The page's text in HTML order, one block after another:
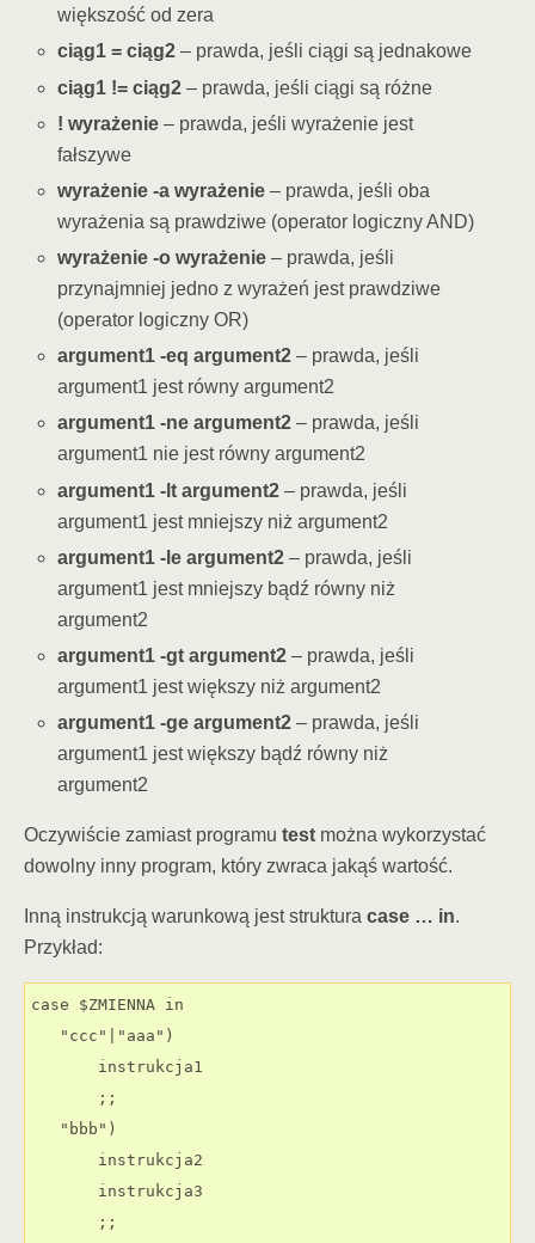
większość od zera
ciąg1 = ciąg2 – prawda, jeśli ciągi są jednakowe
ciąg1 != ciąg2 – prawda, jeśli ciągi są różne
! wyrażenie – prawda, jeśli wyrażenie jest
fałszywe
wyrażenie -a wyrażenie – prawda, jeśli oba
wyrażenia są prawdziwe (operator logiczny AND)
wyrażenie -o wyrażenie – prawda, jeśli
przynajmniej jedno z wyrażeń jest prawdziwe
(operator logiczny OR)
argument1 -eq argument2 – prawda, jeśli
argument1 jest równy argument2
argument1 -ne argument2 – prawda, jeśli
argument1 nie jest równy argument2
argument1 -lt argument2 – prawda, jeśli
argument1 jest mniejszy niż argument2
argument1 -le argument2 – prawda, jeśli
argument1 jest mniejszy bądź równy niż
argument2
argument1 -gt argument2 – prawda, jeśli
argument1 jest większy niż argument2
argument1 -ge argument2 – prawda, jeśli
argument1 jest większy bądź równy niż
argument2
Oczywiście zamiast programu test można wykorzystać
dowolny inny program, który zwraca jakąś wartość.
Inną instrukcją warunkową jest struktura case … in.
Przykład:
case $ZMIENNA in
   "ccc"|"aaa")
       instrukcja1
       ;;
   "bbb")
       instrukcja2
       instrukcja3
       ;;